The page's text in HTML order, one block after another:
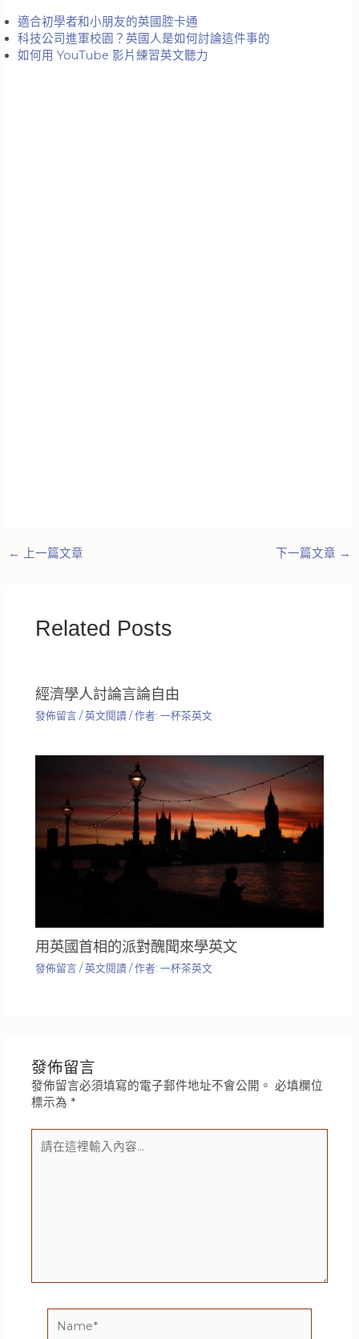
適合初學者和小朋友的英國腔卡通
科技公司進軍校園？英國人是如何討論這件事的
如何用 YouTube 影片練習英文聽力
← 上一篇文章 下一篇文章 →
Related Posts
經濟學人討論言論自由
發佈留言 /英文閱讀 / 作者:一杯茶英文
用英國首相的派對醜聞來學英文
發佈留言 /英文閱讀 / 作者:一杯茶英文
發佈留言
發佈留言必須填寫的電子郵件地址不會公開。 必填欄位
標示為 *
在